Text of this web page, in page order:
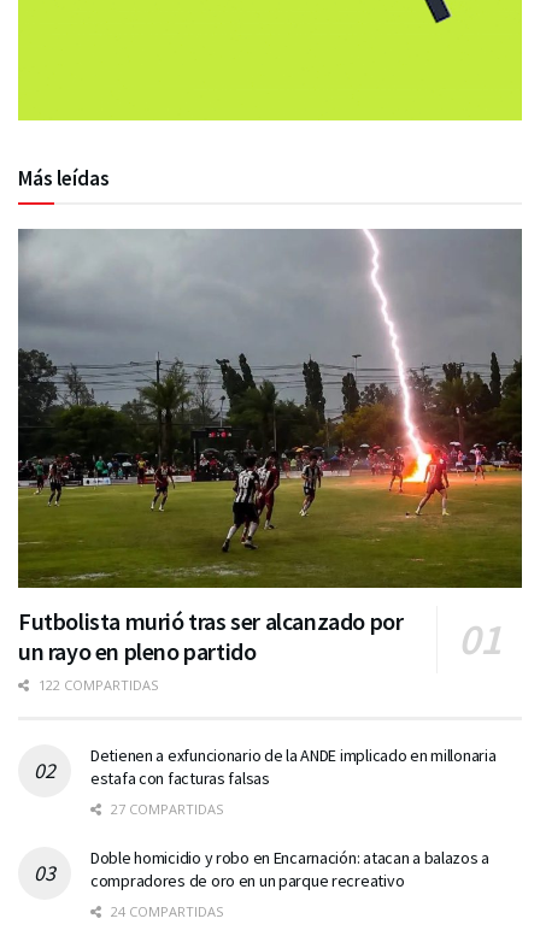
Más leídas
Futbolista murió tras ser alcanzado por
un rayo en pleno partido
122 COMPARTIDAS
Detienen a exfuncionario de la ANDE implicado en millonaria
estafa con facturas falsas
27 COMPARTIDAS
Doble homicidio y robo en Encarnación: atacan a balazos a
compradores de oro en un parque recreativo
24 COMPARTIDAS